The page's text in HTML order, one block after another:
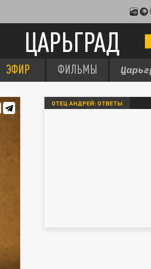
ЦАРЬГРАД
ЭФИР ФИЛЬМЫ
ОТЕЦ АНДРЕЙ: ОТВЕТЫ